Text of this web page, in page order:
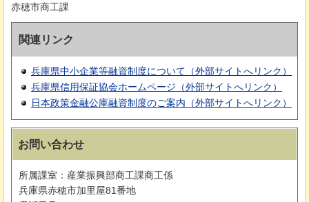
赤穂市商工課
関連リンク
兵庫県中小企業等融資制度について（外部サイトへリンク）
兵庫県信用保証協会ホームページ（外部サイトへリンク）
日本政策金融公庫融資制度のご案内（外部サイトへリンク）
お問い合わせ
所属課室：産業振興部商工課商工係
兵庫県赤穂市加里屋81番地